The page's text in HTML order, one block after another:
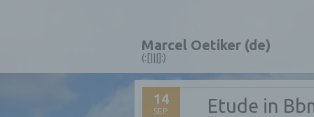
Marcel Oetiker (de)
(:[|||]:)
14
SEP. Etude in